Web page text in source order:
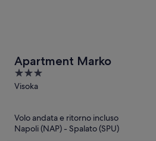
Apartment Marko
3
out
Visoka
Volo andata e ritorno incluso
Napoli (NAP) - Spalato (SPU)